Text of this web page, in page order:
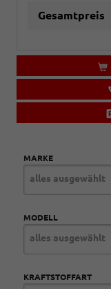
Gesamtpreis
MARKE
alles ausgewählt
MODELL
alles ausgewählt
KRAFTSTOFFART